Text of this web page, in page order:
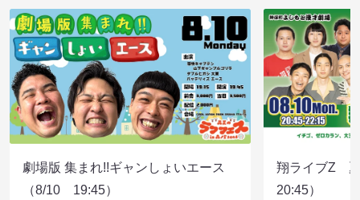
劇場版 集まれ!!ギャンしょいエース
（8/10 19:45）
翔ライブZ
20:45）